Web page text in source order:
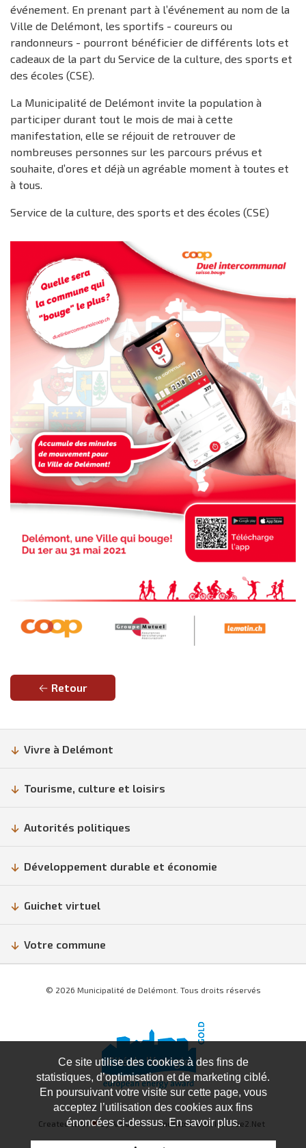
événement. En prenant part à l’événement au nom de la
Ville de Delémont, les sportifs - coureurs ou
randonneurs - pourront bénéficier de différents lots et
cadeaux de la part du Service de la culture, des sports et
des écoles (CSE).
La Municipalité de Delémont invite la population à
participer durant tout le mois de mai à cette
manifestation, elle se réjouit de retrouver de
nombreuses personnes sur les parcours prévus et
souhaite, d’ores et déjà un agréable moment à toutes et
à tous.
Service de la culture, des sports et des écoles (CSE)
Retour
Vivre à Delémont
Tourisme, culture et loisirs
Autorités politiques
Développement durable et économie
Guichet virtuel
Votre commune
© 2026 Municipalité de Delémont. Tous droits réservés
Created with♥by Artionet Generated with IceCube2.Net
Ce site utilise des cookies à des fins de
statistiques, d’optimisation et de marketing ciblé.
En poursuivant votre visite sur cette page, vous
acceptez l’utilisation des cookies aux fins
énoncées ci-dessus. En savoir plus.